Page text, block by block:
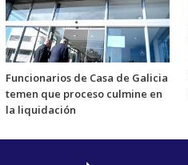
Funcionarios de Casa de Galicia
temen que proceso culmine en
la liquidación